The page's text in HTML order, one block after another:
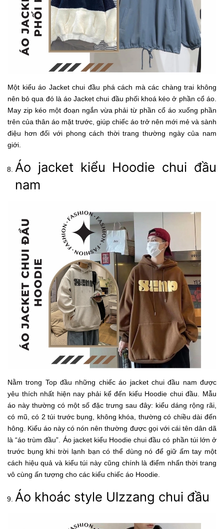
Một kiểu áo Jacket chui đầu phá cách mà các chàng trai không
nên bỏ qua đó là áo Jacket chui đầu phối khoá kéo ở phần cổ áo.
May zip kéo một đoạn ngắn vừa phải từ phần cổ áo xuống phần
trên của thân áo mặt trước, giúp chiếc áo trở nên mới mẻ và sành
điệu hơn đối với phong cách thời trang thường ngày của nam
giới.
Áo jacket kiểu Hoodie chui đầu
nam
Nằm trong Top đầu những chiếc áo jacket chui đầu nam được
yêu thích nhất hiện nay phải kể đến kiểu Hoodie chui đầu. Mẫu
áo này thường có một số đặc trưng sau đây: kiểu dáng rộng rãi,
có mũ, có 2 túi trước bụng, không khóa, thường có chiều dài đến
hông. Kiểu áo này có nón nên thường được gọi với cái tên dân dã
là “áo trùm đầu”. Áo jacket kiểu Hoodie chui đầu có phần túi lớn ở
trước bụng khi trời lạnh bạn có thể dùng nó để giữ ấm tay một
cách hiệu quả và kiểu túi này cũng chính là điểm nhấn thời trang
vô cùng ấn tượng cho các kiểu chiếc áo Hoodie.
Áo khoác style Ulzzang chui đầu